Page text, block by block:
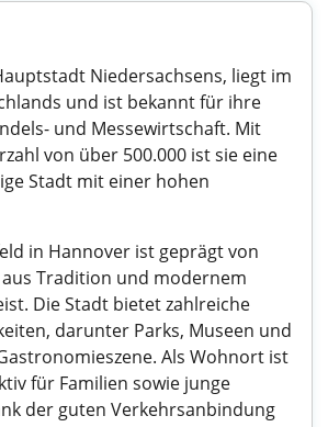
Niedersachsens, liegt im
und ist bekannt für ihre
und Messewirtschaft. Mit
von über 500.000 ist sie eine
Stadt mit einer hohen
in Hannover ist geprägt von
Tradition und modernem
Die Stadt bietet zahlreiche
darunter Parks, Museen und
Als Wohnort ist
für Familien sowie junge
der guten Verkehrsanbindung